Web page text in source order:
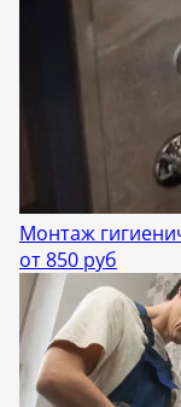
Монтаж
от 850 руб